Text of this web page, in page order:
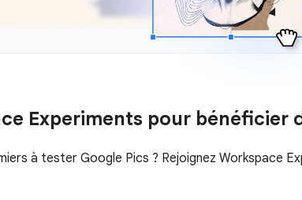
Experiments pour bénéficier
à tester Google Pics ? Rejoignez Workspace